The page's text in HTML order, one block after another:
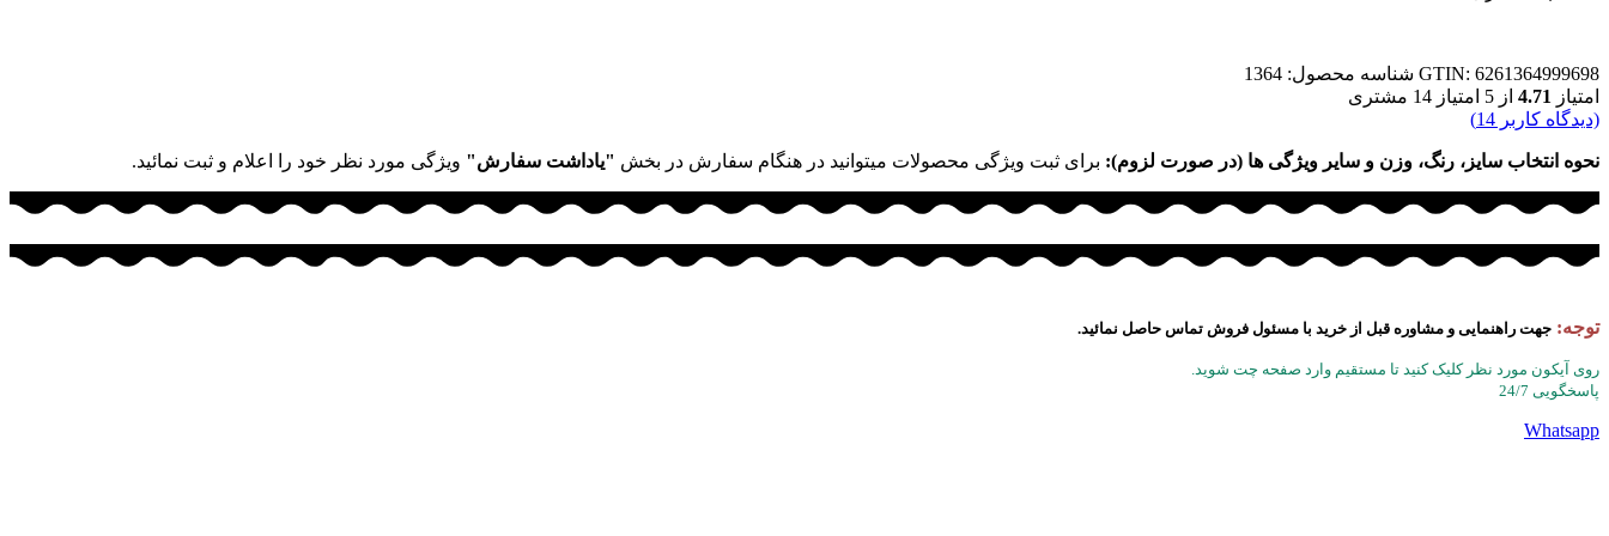
GTIN: 6261364999698 شناسه محصول: 1364
امتیاز 4.71 از 5 امتیاز 14 مشتری
(دیدگاه کاربر 14
)
نحوه انتخاب سایز، رنگ، وزن و سایر ویژگی ها (در صورت لزوم): برای ثبت ویژگی محصولات میتوانید در هنگام سفارش در بخش "یاداشت سفارش" ویژگی مورد نظر خود را اعلام و ثبت نمائید.
توجه: جهت راهنمایی و مشاوره قبل از خرید با مسئول فروش تماس حاصل نمائید.
روی آیکون مورد نظر کلیک کنید تا مستقیم وارد صفحه چت شوید.
پاسخگویی 24/7
Whatsapp